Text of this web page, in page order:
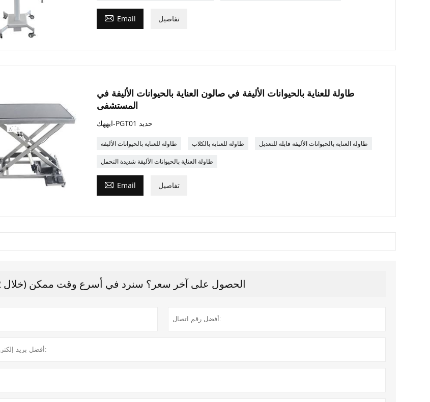
 Email تفاصيل
طاولة للعناية بالحيوانات الأليفة في صالون العناية بالحيوانات الأليفة في
المستشفى
ايههك-PGT01 حديد
طاولة للعناية بالحيوانات الأليفة طاولة للعناية بالكلاب طاولة العناية بالحيوانات الأليفة قابلة للتعديل
طاولة العناية بالحيوانات الأليفة شديدة التحمل
 Email تفاصيل
الحصول على آخر سعر؟ سنرد في أسرع وقت ممكن (خلال 12 ساعة)